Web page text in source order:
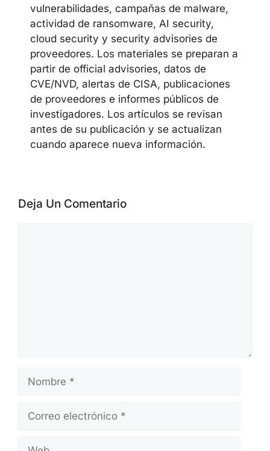
vulnerabilidades, campañas de malware,
actividad de ransomware, AI security,
cloud security y security advisories de
proveedores. Los materiales se preparan a
partir de official advisories, datos de
CVE/NVD, alertas de CISA, publicaciones
de proveedores e informes públicos de
investigadores. Los artículos se revisan
antes de su publicación y se actualizan
cuando aparece nueva información.
Deja Un Comentario
Nombre
Correo
Web